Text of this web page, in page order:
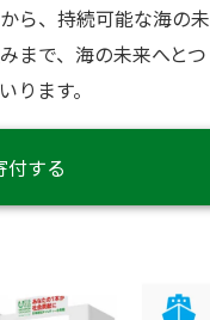
ら、持続可能な海の未
まで、海の未来へとつ
ります。
付する